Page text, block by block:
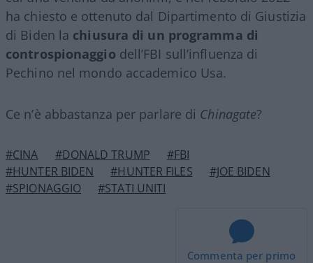
ha chiesto e ottenuto dal Dipartimento di Giustizia
di Biden la chiusura di un programma di
controspionaggio dell’FBI sull’influenza di
Pechino nel mondo accademico Usa.
Ce n’è abbastanza per parlare di Chinagate?
#CINA #DONALD TRUMP
#FBI
#HUNTER BIDEN
#HUNTER FILES
#JOE BIDEN
#SPIONAGGIO
#STATI UNITI
Commenta per primo